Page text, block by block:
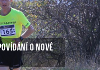
O NOVÉ